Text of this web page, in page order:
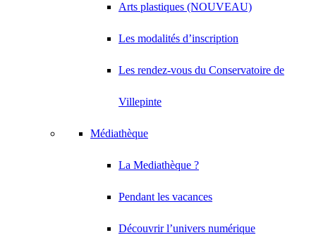
Arts plastiques (NOUVEAU)
Les modalités d’inscription
Les rendez-vous du Conservatoire de
Villepinte
Médiathèque
La Mediathèque ?
Pendant les vacances
Découvrir l’univers numérique